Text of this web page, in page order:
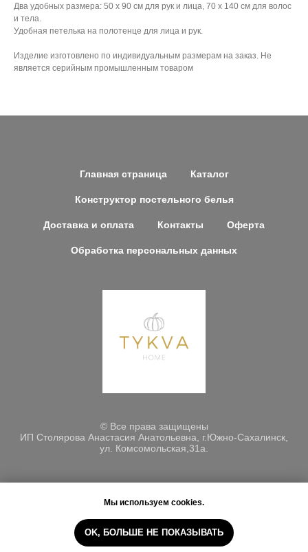
Мы используем cookies.
OK, БОЛЬШЕ НЕ ПОКАЗЫВАТЬ
Два удобных размера: 50 х 90 см для рук и лица, 70 х 140 см для волос
и тела.
Удобная петелька на полотенце для лица и рук.
Изделие изготовлено по индивидуальным размерам на заказ. Не
является серийным промышленным товаром
Главная страница Каталог
Конструктор постельного белья
Доставка и оплата Контакты Оферта
Обработка персональных данных
© Все права защищены
ИП Столярова Анастасия Анатольевна, г.Южно-Сахалинск,
ул. Комсомольская,31а.
Made on Tilda